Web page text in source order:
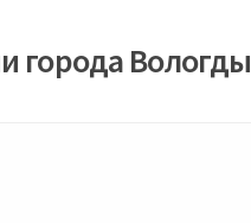
города Вологды